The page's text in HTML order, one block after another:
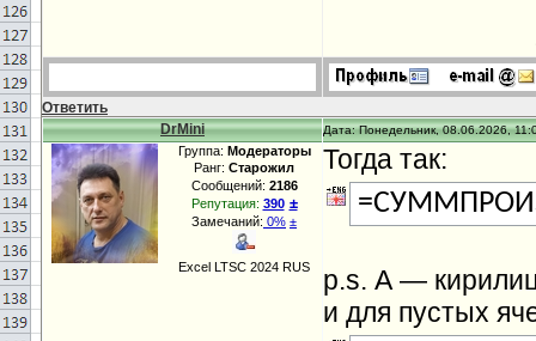
Ответить
DrMini
Дата: Понедельник, 08.06.2026,
Группа: Модераторы
Ранг: Старожил
Сообщений: 2186
Репутация: 390 ±
Замечаний: 0% ±
Excel LTSC 2024 RUS
Тогда так:
p.s. А —
и для пустых